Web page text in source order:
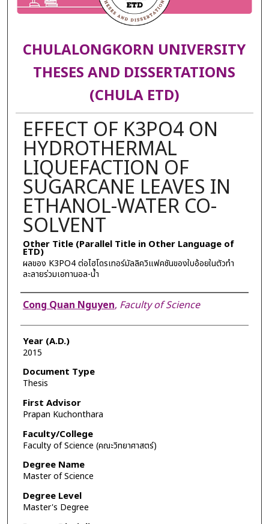
CHULALONGKORN UNIVERSITY
THESES AND DISSERTATIONS
(CHULA ETD)
EFFECT OF K3PO4 ON
HYDROTHERMAL
LIQUEFACTION OF
SUGARCANE LEAVES IN
ETHANOL-WATER CO-
SOLVENT
Other Title (Parallel Title in Other Language of
ETD)
ผลของ K3PO4 ต่อไฮโดรเทอร์มัลลิควิแฟคชันของใบอ้อยในตัวทำ
ละลายร่วมเอทานอล-น้ำ
Author
Cong Quan Nguyen, Faculty of Science
Year (A.D.)
2015
Document Type
Thesis
First Advisor
Prapan Kuchonthara
Faculty/College
Faculty of Science (คณะวิทยาศาสตร์)
Degree Name
Master of Science
Degree Level
Master's Degree